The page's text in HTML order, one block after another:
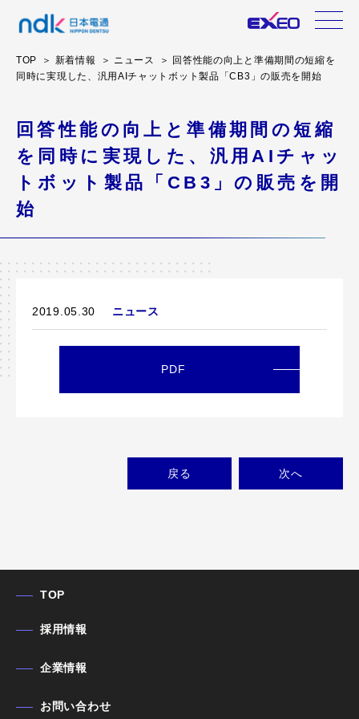
TOP 新着情報 ニュース
回答性能の向上と準備期間の短縮を
同時に実現した、汎用AIチャットボット製品「CB3」の販売を開始
回答性能の向上と準備期間の短縮
を同時に実現した、汎用AIチャッ
トボット製品「CB3」の販売を開
始
2019.05.30 ニュース
PDF
戻る 次へ
TOP
採用情報
企業情報
お問い合わせ